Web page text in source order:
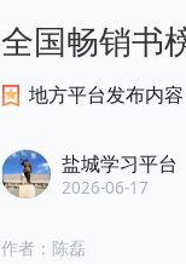
全国畅销书
地方平台发布内容
盐城学习平台
2026-06-17
作者： 陈磊